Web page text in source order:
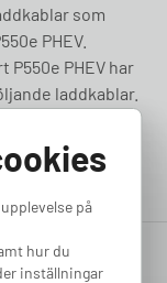
som
PHEV.
P550e PHEV har
laddkablar.
dig
på
hur du
inställningar